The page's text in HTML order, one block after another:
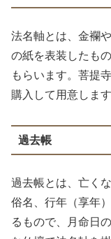
法名軸とは、金襴
の紙を表装したも
もらいます。菩提
購入して用意します
過去帳
過去帳とは、亡く
俗名、行年（享年
るもので、月命日